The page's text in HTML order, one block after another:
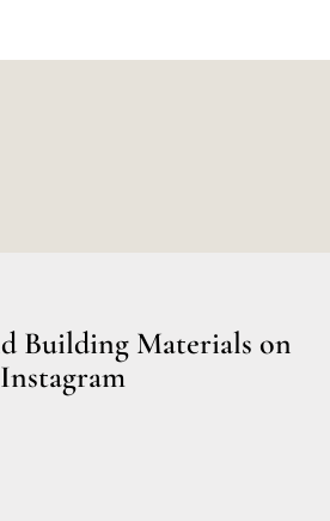
Building Materials on
Instagram